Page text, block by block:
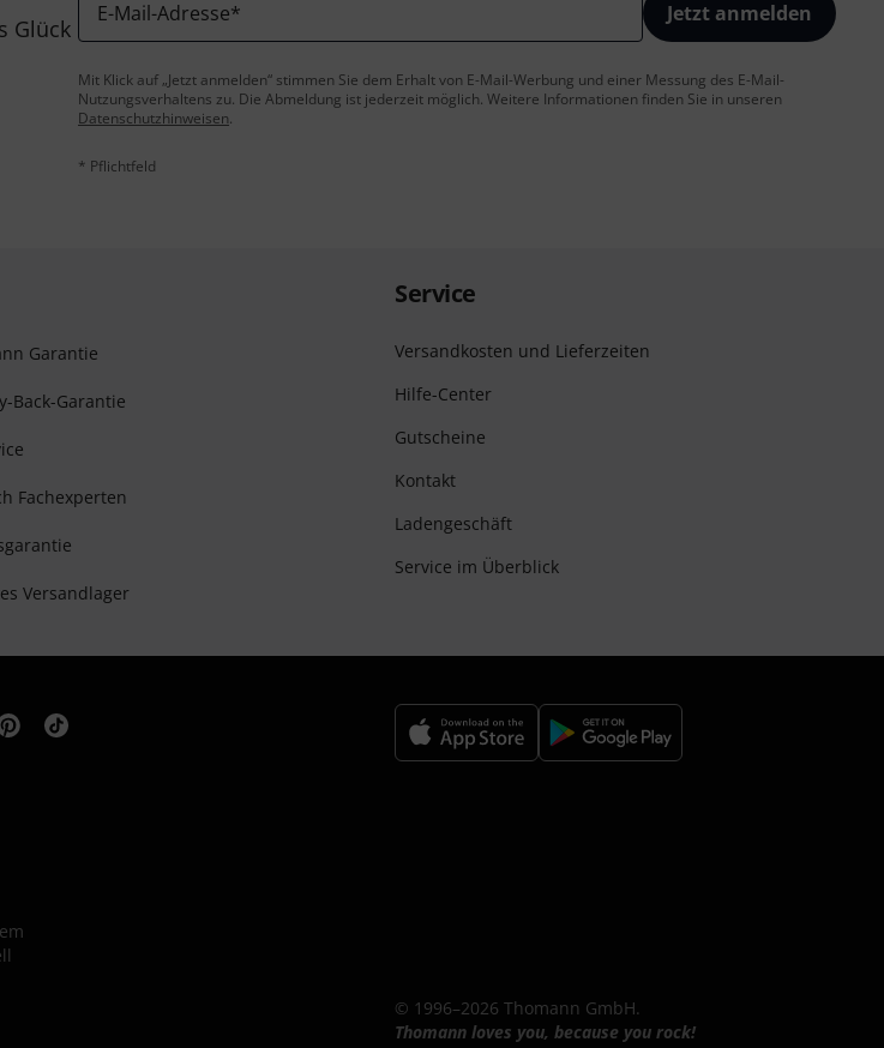
Glück
E-Mail-Adresse* Jetzt anmelden
Mit Klick auf „Jetzt anmelden“ stimmen Sie dem Erhalt von E-Mail-Werbung und einer Messung des E-Mail-
Nutzungsverhaltens zu. Die Abmeldung ist jederzeit möglich. Weitere Informationen finden Sie in unseren
Datenschutzhinweisen.
* Pflichtfeld
Garantie
Back-Garantie
Fachexperten
Versandlager
Service
Versandkosten und Lieferzeiten
Hilfe-Center
Gutscheine
Kontakt
Ladengeschäft
Service im Überblick
© 1996–2026 Thomann GmbH.
Thomann loves you, because you rock!